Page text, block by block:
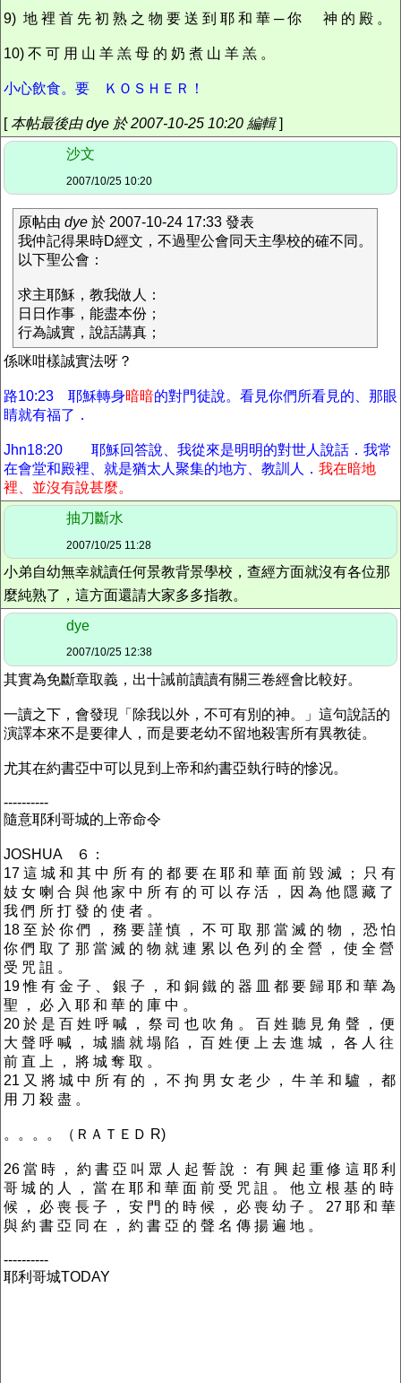
9) 地 裡 首 先 初 熟 之 物 要 送 到 耶 和 華 ─ 你 神 的 殿 。
10) 不 可 用 山 羊 羔 母 的 奶 煮 山 羊 羔 。
小心飲食。要 ＫＯＳＨＥＲ！
[本帖最後由 dye 於 2007-10-25 10:20 編輯]
沙文
2007/10/25 10:20
原帖由 dye 於 2007-10-24 17:33 發表
我仲記得果時D經文，不過聖公會同天主學校的確不同。
以下聖公會：
求主耶穌，教我做人：
日日作事，能盡本份；
行為誠實，說話講真；
係咪咁樣誠實法呀？
路10:23 耶穌轉身暗暗的對門徒說。看見你們所看見的、那眼
睛就有福了．
Jhn18:20 耶穌回答說、我從來是明明的對世人說話．我常
在會堂和殿裡、就是猶太人聚集的地方、教訓人． 我在暗地
裡、並沒有說甚麼。
抽刀斷水
2007/10/25 11:28
小弟自幼無幸就讀任何景教背景學校，查經方面就沒有各位那
麼純熟了，這方面還請大家多多指教。
dye
2007/10/25 12:38
其實為免斷章取義，出十誡前讀讀有關三卷經會比較好。
一讀之下，會發現「除我以外，不可有別的神。」這句說話的
演譯本來不是要律人，而是要老幼不留地殺害所有異教徒。
尤其在約書亞中可以見到上帝和約書亞埶行時的慘况。
----------
隨意耶利哥城的上帝命令
JOSHUA ６：
17 這 城 和 其 中 所 有 的 都 要 在 耶 和 華 面 前 毀 滅 ； 只 有
妓 女 喇 合 與 他 家 中 所 有 的 可 以 存 活 ， 因 為 他 隱 藏 了
我 們 所 打 發 的 使 者 。
18 至 於 你 們 ， 務 要 謹 慎 ， 不 可 取 那 當 滅 的 物 ， 恐 怕
你 們 取 了 那 當 滅 的 物 就 連 累 以 色 列 的 全 營 ， 使 全 營
受 咒 詛 。
19 惟 有 金 子 、 銀 子 ， 和 銅 鐵 的 器 皿 都 要 歸 耶 和 華 為
聖 ， 必 入 耶 和 華 的 庫 中 。
20 於 是 百 姓 呼 喊 ， 祭 司 也 吹 角 。 百 姓 聽 見 角 聲 ， 便
大 聲 呼 喊 ， 城 牆 就 塌 陷 ， 百 姓 便 上 去 進 城 ， 各 人 往
前 直 上 ， 將 城 奪 取 。
21 又 將 城 中 所 有 的 ， 不 拘 男 女 老 少 ， 牛 羊 和 驢 ， 都
用 刀 殺 盡 。
。。。。（ＲＡＴＥＤ R)
26 當 時 ， 約 書 亞 叫 眾 人 起 誓 說 ： 有 興 起 重 修 這 耶 利
哥 城 的 人 ， 當 在 耶 和 華 面 前 受 咒 詛 。 他 立 根 基 的 時
候 ， 必 喪 長 子 ， 安 門 的 時 候 ， 必 喪 幼 子 。 27 耶 和 華
與 約 書 亞 同 在 ， 約 書 亞 的 聲 名 傳 揚 遍 地 。
----------
耶利哥城TODAY